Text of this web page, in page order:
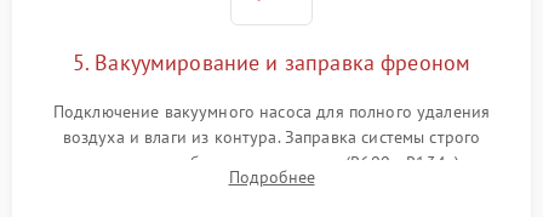
5. Вакуумирование и заправка фреоном
Подключение вакуумного насоса для полного удаления
воздуха и влаги из контура. Заправка системы строго
дозированным объемом хладагента (R600a, R134a) по
электронным весам. Контроль рабочего давления в системе.
Подробнее